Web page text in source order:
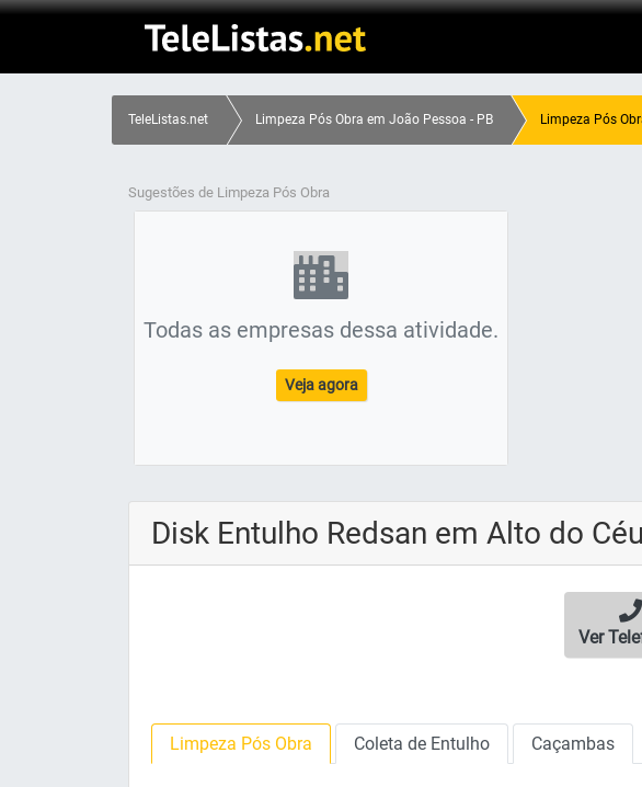
TeleListas.net Limpeza Pós Obra em João Pessoa - PB Limpeza Pós
Sugestões de Limpeza Pós Obra
Todas as empresas dessa atividade.
Veja agora
Disk Entulho Redsan em Alto do Céu
Ver
Limpeza Pós Obra Coleta de Entulho Caçambas